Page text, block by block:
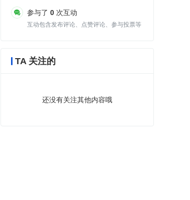
参与了 0 次互动
互动包含发布评论、点赞评论、参与投票等
TA 关注的
还没有关注其他内容哦